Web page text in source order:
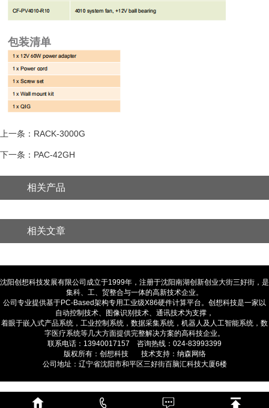
包装清单
上一条：RACK-3000G
下一条：PAC-42GH
相关产品
相关文章
沈阳创想科技发展有限公司成立于1999年，注册于沈阳南湖创新创业大街三好街，是
集科、工、贸整合与一体的高新技术企业。
公司专业提供基于PC-Based架构专用工业级X86硬件计算平台。创想科技是一家以
自动控制技术、图像识别技术、通讯技术为支撑，
着眼于嵌入式产品系统，工业控制系统，数据采集系统，机器人及人工智能系统，数
字医疗系统等几大方面提供完整解决方案的高科技企业。
联系电话：13940017157 咨询热线：024-83993399
版权所有：创想科技 技术支持：纳森网络
公司地址：辽宁省沈阳市和平区三好街百脑汇科技大厦6楼